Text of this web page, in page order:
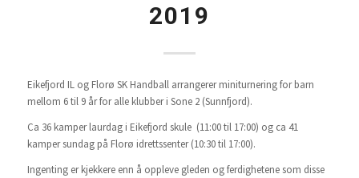
2019
Eikefjord IL og Florø SK Handball arrangerer miniturnering for barn
mellom 6 til 9 år for alle klubber i Sone 2 (Sunnfjord).
Ca 36 kamper laurdag i Eikefjord skule (11:00 til 17:00) og ca 41
kamper sundag på Florø idrettssenter (10:30 til 17:00).
Ingenting er kjekkere enn å oppleve gleden og ferdighetene som disse